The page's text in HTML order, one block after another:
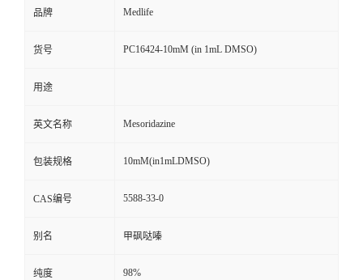
品牌 Medlife
货号 PC16424-10mM (in 1mL DMSO)
用途
英文名称 Mesoridazine
包装规格 10mM(in1mLDMSO)
CAS编号 5588-33-0
别名 甲砜哒嗪
纯度 98%